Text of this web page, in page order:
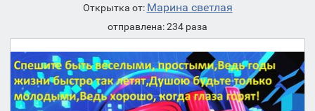
Открытка от: Марина светлая
отправлена: 234 раза